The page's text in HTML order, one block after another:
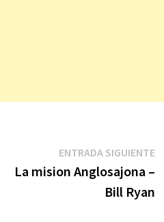
ENTRADA SIGUIENTE
La mision Anglosajona –
Bill Ryan